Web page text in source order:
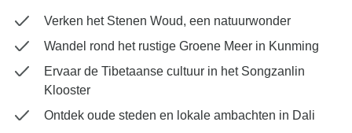
Verken het Stenen Woud, een natuurwonder
Wandel rond het rustige Groene Meer in Kunming
Ervaar de Tibetaanse cultuur in het Songzanlin
Klooster
Ontdek oude steden en lokale ambachten in Dali